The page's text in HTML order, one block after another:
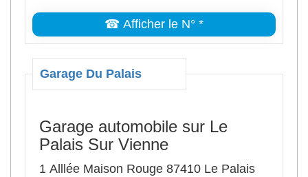
☎ Afficher le N° *
Garage Du Palais
Garage automobile sur Le
Palais Sur Vienne
1 Alllée Maison Rouge 87410 Le Palais